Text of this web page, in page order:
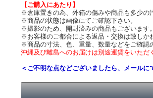
【ご購入にあたり】
※倉庫置きの為、外箱の傷みや商品も多少の
※商品の状態は画像にてご確認下さい。
※撮影のため、開封済みの商品もございます。
※お客様のご都合による返品・交換は致しか
※商品の寸法、色、重量、数量などをご確認
沖縄及び離島へのお届けは別途運賃をいただ
＜ご不明な点などございましたら、メールに